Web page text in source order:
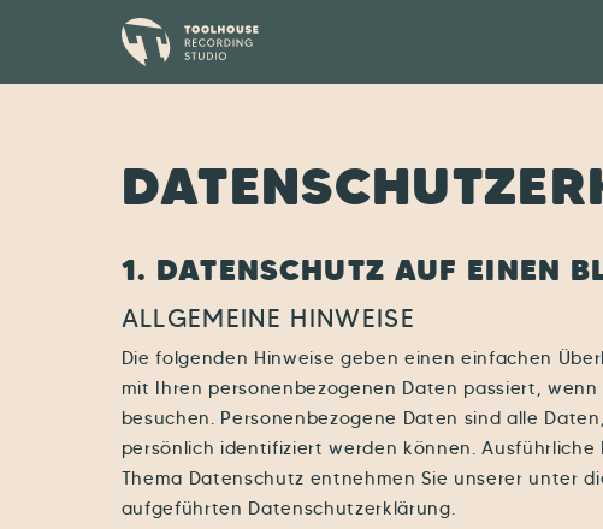
1. DATENSCHUTZ AUF EINEN
ALLGEMEINE HINWEISE
Die folgenden Hinweise geben einen einfachen
mit Ihren personenbezogenen Daten passiert, wenn
besuchen. Personenbezogene Daten sind alle
persönlich identifiziert werden können. Ausführliche
Thema Datenschutz entnehmen Sie unserer unter
aufgeführten Datenschutzerklärung.